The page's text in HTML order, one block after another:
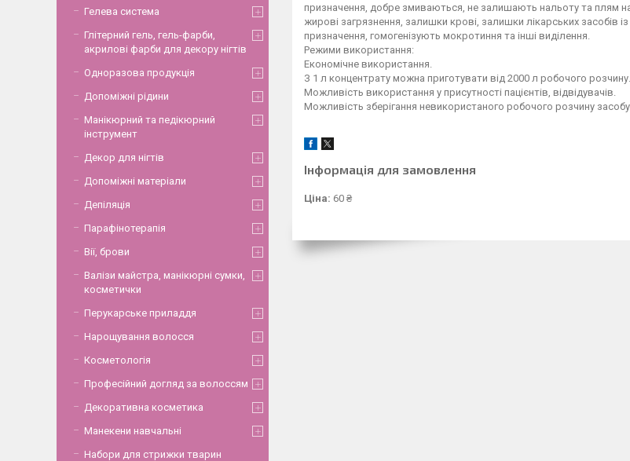
призначення, добре змиваються, не залишають нальоту та плям на
жирові загрязнення, залишки крові, залишки лікарських засобів
призначення, гомогенізують мокротиння та інші виділення.
Режими використання:
Економічне використання.
З 1 л концентрату можна приготувати від 2000 л робочого розчину.
Можливість використання у присутності пацієнтів, відвідувачів.
Можливість зберігання невикористаного робочого розчину засобу
Інформація для замовлення
Ціна: 60 ₴
Гелева система
Глітерний гель, гель-фарби,
акрилові фарби для декору нігтів
Одноразова продукція
Допоміжні рідини
Манікюрний та педікюрний
інструмент
Декор для нігтів
Допоміжні матеріали
Депіляція
Парафінотерапія
Вії, брови
Валізи майстра, манікюрні сумки,
косметички
Перукарське приладдя
Нарощування волосся
Косметологія
Професійний догляд за волоссям
Декоративна косметика
Манекени навчальні
Набори для стрижки тварин